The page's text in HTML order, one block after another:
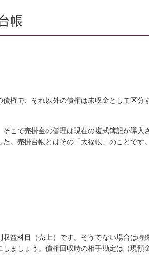
帳
権で、それ以外の債権は未収金として区分
こで売掛金の管理は現在の複式簿記が導入
。売掛台帳とはその「大福帳」のことです。
益科目（売上）です。そうでない場合は特
ましょう。債権回収時の相手勘定は（現預金